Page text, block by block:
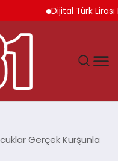
Dijital Türk Lirası
Gerçek Kurşunla